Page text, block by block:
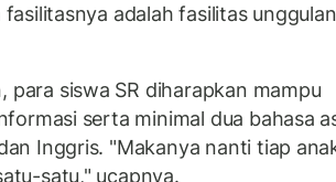
adalah fasilitas
para siswa SR diharapkan mampu
serta minimal dua bahasa
Inggris. "Makanya nanti tiap
satu," ucapnya.